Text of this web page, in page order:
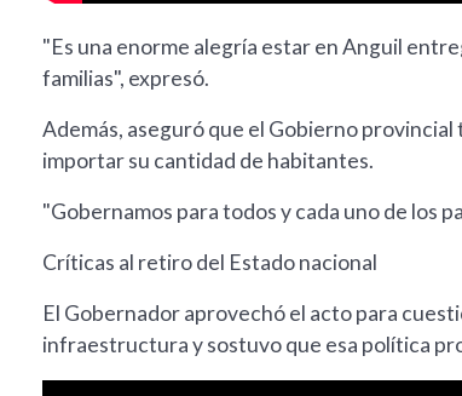
"Es una enorme alegría estar en Anguil
familias", expresó.
Además, aseguró que el Gobierno provincial
importar su cantidad de habitantes.
"Gobernamos para todos y cada uno de los
Críticas al retiro del Estado nacional
El Gobernador aprovechó el acto para
infraestructura y sostuvo que esa política